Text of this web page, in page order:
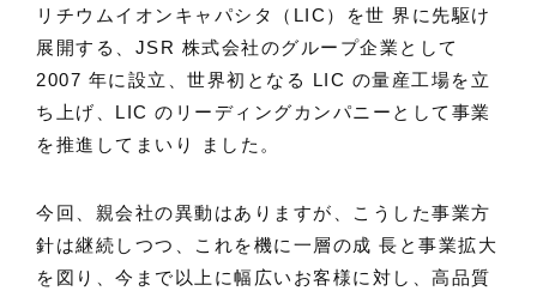
リチウムイオンキャパシタ（LIC）を世 界に先駆け
展開する、JSR 株式会社のグループ企業として
2007 年に設立、世界初となる LIC の量産工場を立
ち上げ、LIC のリーディングカンパニーとして事業
を推進してまいり ました。
今回、親会社の異動はありますが、こうした事業方
針は継続しつつ、これを機に一層の成 長と事業拡大
を図り、今まで以上に幅広いお客様に対し、高品質